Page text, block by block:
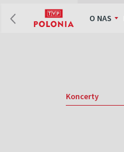
O NAS
Koncerty